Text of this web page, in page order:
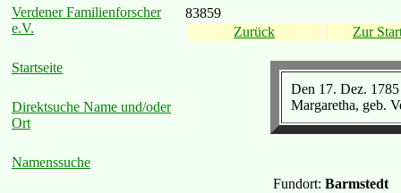
Verdener Familienforscher
e.V.
Startseite
Direktsuche Name und/oder
Ort
Namenssuche
83859
Zurück
Zur
Den 17. Dez.
Margaretha, geb.
Fundort: Barmstedt